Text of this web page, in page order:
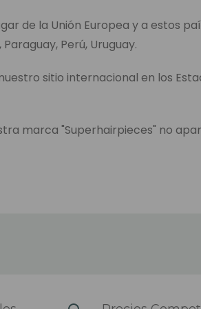
de la Unión Europea y a estos
Perú, Uruguay.
sitio internacional en los
marca "Superhairpieces" no
país y el transportista que se haya